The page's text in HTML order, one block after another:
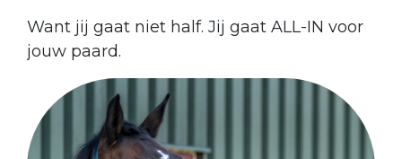
Want jij gaat niet half. Jij gaat ALL-IN voor
jouw paard.